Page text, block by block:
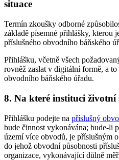
situace
Termín zkoušky odborné
základě písemné přihlášky, kterou
příslušného obvodního báňského
Přihlášku, včetně všech
rovněž zaslat v digitální formě, a
obvodního báňského úřadu.
8. Na které instituci životní
Přihlášku podejte na příslušný
bude činnost vykonávána; bude-li
území více obvodů, je příslušným
do jehož obvodní působnosti
organizace, vykonávající důlně